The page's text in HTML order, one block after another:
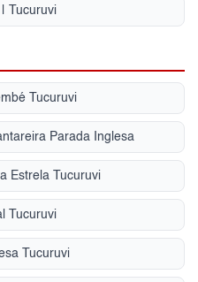
Tucuruvi
Tucuruvi
Parada Inglesa
Estrela Tucuruvi
Tucuruvi
Tucuruvi